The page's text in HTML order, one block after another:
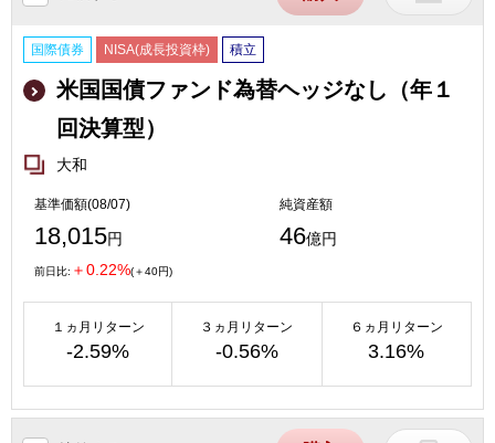
国際債券 NISA(成長投資枠) 積立
米国国債ファンド為替ヘッジなし（年１
回決算型）
大和
基準価額(08/07)
18,015円
純資産額
46億円
前日比: ＋0.22%(＋40円)
１ヵ月リターン
-2.59%
３ヵ月リターン
-0.56%
６ヵ月リターン
3.16%